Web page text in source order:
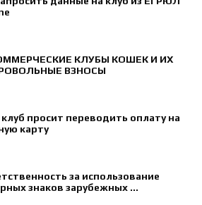
КЛУБЫ КОШЕК И ИХ
ВЗНОСЫ
клуб просит переводить оплату на
карту
за использование
знаков зарубежных ...